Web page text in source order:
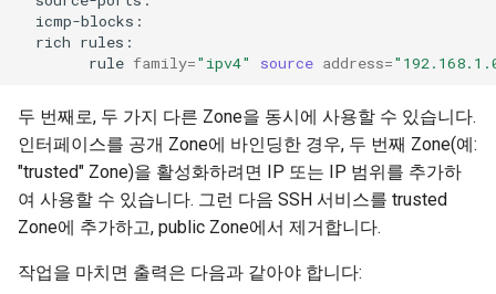
rich
rule family="ipv4" source address=
두 번째로, 두 가지 다른 Zone을 동시에 사용할 수 있습니다.
인터페이스를 공개 Zone에 바인딩한 경우, 두 번째 Zone(예:
"trusted" Zone)을 활성화하려면 IP 또는 IP 범위를 추가하
여 사용할 수 있습니다. 그런 다음 SSH 서비스를 trusted
Zone에 추가하고, public Zone에서 제거합니다.
작업을 마치면 출력은 다음과 같아야 합니다: